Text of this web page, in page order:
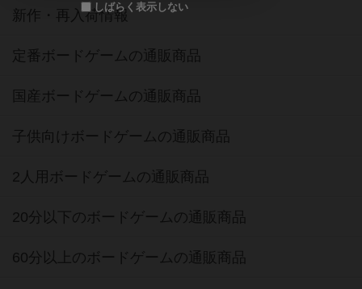
しばらく表示しない
新作・再入荷情報
定番ボードゲームの通販商品
国産ボードゲームの通販商品
子供向けボードゲームの通販商品
2人用ボードゲームの通販商品
20分以下のボードゲームの通販商品
60分以上のボードゲームの通販商品